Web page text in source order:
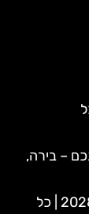
– בירה,
ספא גלרט בבודפשט – נסגר לשיפוצים עד 2028 | כל